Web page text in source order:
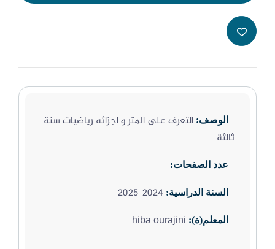
الوصف: التعرف على المتر و اجزائه رياضيات سنة
ثالثة
عدد الصفحات:
السنة الدراسية: 2024-2025
المعلم(ة): hiba ourajini